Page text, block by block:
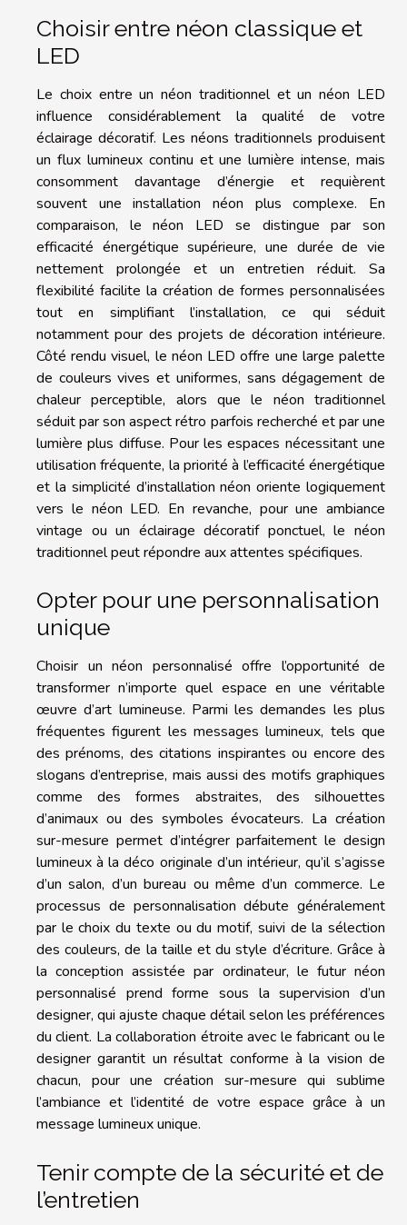
Choisir entre néon classique et
LED
Le choix entre un néon traditionnel et un néon LED
influence considérablement la qualité de votre
éclairage décoratif. Les néons traditionnels produisent
un flux lumineux continu et une lumière intense, mais
consomment davantage d’énergie et requièrent
souvent une installation néon plus complexe. En
comparaison, le néon LED se distingue par son
efficacité énergétique supérieure, une durée de vie
nettement prolongée et un entretien réduit. Sa
flexibilité facilite la création de formes personnalisées
tout en simplifiant l’installation, ce qui séduit
notamment pour des projets de décoration intérieure.
Côté rendu visuel, le néon LED offre une large palette
de couleurs vives et uniformes, sans dégagement de
chaleur perceptible, alors que le néon traditionnel
séduit par son aspect rétro parfois recherché et par une
lumière plus diffuse. Pour les espaces nécessitant une
utilisation fréquente, la priorité à l’efficacité énergétique
et la simplicité d’installation néon oriente logiquement
vers le néon LED. En revanche, pour une ambiance
vintage ou un éclairage décoratif ponctuel, le néon
traditionnel peut répondre aux attentes spécifiques.
Opter pour une personnalisation
unique
Choisir un néon personnalisé offre l’opportunité de
transformer n’importe quel espace en une véritable
œuvre d’art lumineuse. Parmi les demandes les plus
fréquentes figurent les messages lumineux, tels que
des prénoms, des citations inspirantes ou encore des
slogans d’entreprise, mais aussi des motifs graphiques
comme des formes abstraites, des silhouettes
d’animaux ou des symboles évocateurs. La création
sur-mesure permet d’intégrer parfaitement le design
lumineux à la déco originale d’un intérieur, qu’il s’agisse
d’un salon, d’un bureau ou même d’un commerce. Le
processus de personnalisation débute généralement
par le choix du texte ou du motif, suivi de la sélection
des couleurs, de la taille et du style d’écriture. Grâce à
la conception assistée par ordinateur, le futur néon
personnalisé prend forme sous la supervision d’un
designer, qui ajuste chaque détail selon les préférences
du client. La collaboration étroite avec le fabricant ou le
designer garantit un résultat conforme à la vision de
chacun, pour une création sur-mesure qui sublime
l’ambiance et l’identité de votre espace grâce à un
message lumineux unique.
Tenir compte de la sécurité et de
l’entretien